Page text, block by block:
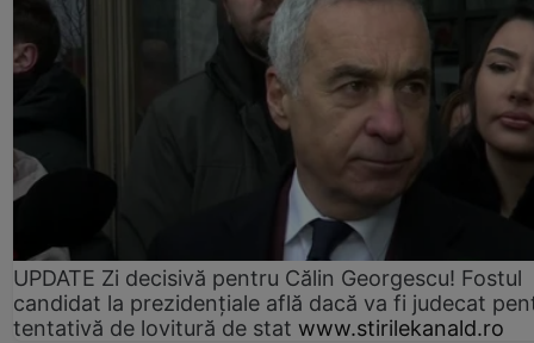
UPDATE Zi decisivă pentru Călin Georgescu! Fostul
candidat la prezidențiale află dacă va fi judecat
tentativă de lovitură de stat www.stirilekanald.ro